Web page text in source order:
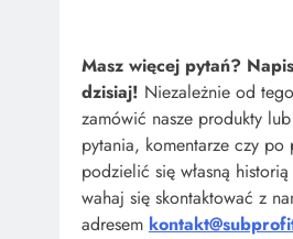
Masz więcej pytań?
dzisiaj! Niezależnie od
zamówić nasze produkty lub
pytania, komentarze czy po
podzielić się własną
wahaj się skontaktować z
adresem